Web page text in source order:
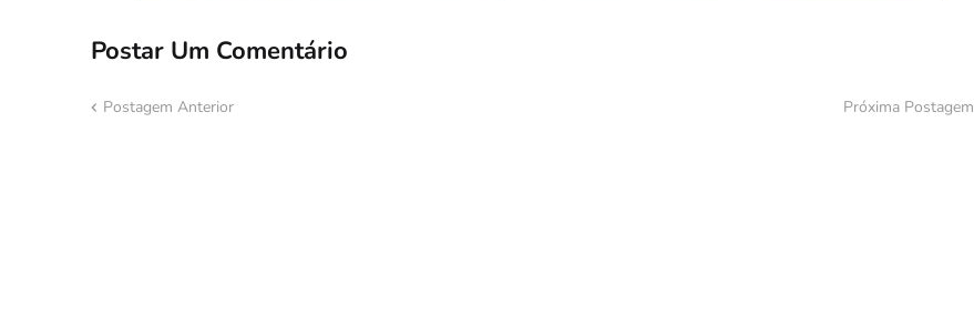
Postar Um Comentário
Postagem Anterior Próxima Postagem